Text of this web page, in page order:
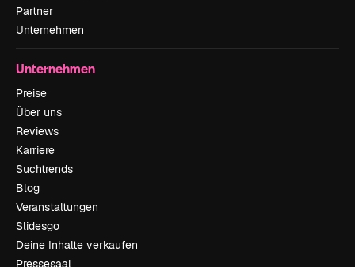
Partner
Unternehmen
Unternehmen
Preise
Über uns
Reviews
Karriere
Suchtrends
Blog
Veranstaltungen
Slidesgo
Deine Inhalte verkaufen
Pressesaal